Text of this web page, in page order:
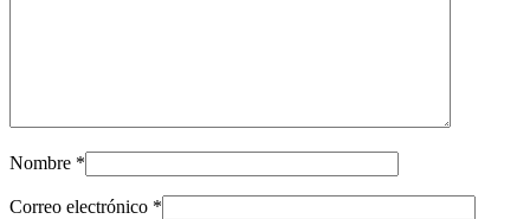
Nombre *
Correo electrónico *